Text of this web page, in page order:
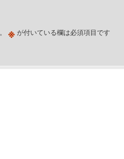
※が付いている欄は必須項目です